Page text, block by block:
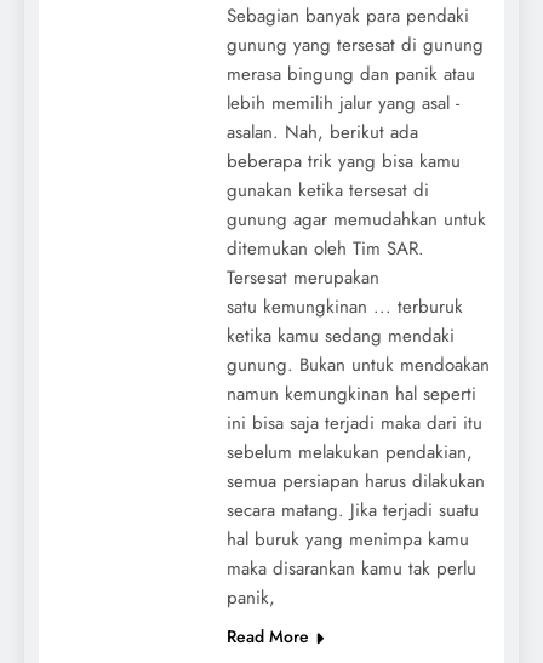
Sebagian banyak para pendaki
gunung yang tersesat di gunung
merasa bingung dan panik atau
lebih memilih jalur yang asal -
asalan. Nah, berikut ada
beberapa trik yang bisa kamu
gunakan ketika tersesat di
gunung agar memudahkan untuk
ditemukan oleh Tim SAR.
Tersesat merupakan
satu kemungkinan ... terburuk
ketika kamu sedang mendaki
gunung. Bukan untuk mendoakan
namun kemungkinan hal seperti
ini bisa saja terjadi maka dari itu
sebelum melakukan pendakian,
semua persiapan harus dilakukan
secara matang. Jika terjadi suatu
hal buruk yang menimpa kamu
maka disarankan kamu tak perlu
panik,
Read More